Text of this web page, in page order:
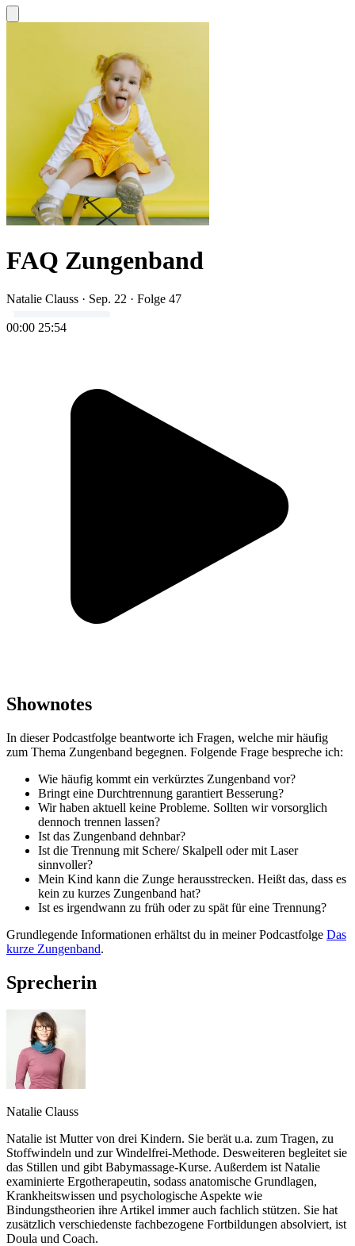
FAQ Zungenband
Natalie Clauss · Sep. 22 · Folge 47
00:00 25:54
Shownotes
In dieser Podcastfolge beantworte ich Fragen, welche mir häufig
zum Thema Zungenband begegnen. Folgende Frage bespreche ich:
Wie häufig kommt ein verkürztes Zungenband vor?
Bringt eine Durchtrennung garantiert Besserung?
Wir haben aktuell keine Probleme. Sollten wir vorsorglich
dennoch trennen lassen?
Ist das Zungenband dehnbar?
Ist die Trennung mit Schere/ Skalpell oder mit Laser
sinnvoller?
Mein Kind kann die Zunge herausstrecken. Heißt das, dass es
kein zu kurzes Zungenband hat?
Ist es irgendwann zu früh oder zu spät für eine Trennung?
Grundlegende Informationen erhältst du in meiner Podcastfolge Das
kurze Zungenband.
Sprecherin
Natalie Clauss
Natalie ist Mutter von drei Kindern. Sie berät u.a. zum Tragen, zu
Stoffwindeln und zur Windelfrei-Methode. Desweiteren begleitet sie
das Stillen und gibt Babymassage-Kurse. Außerdem ist Natalie
examinierte Ergotherapeutin, sodass anatomische Grundlagen,
Krankheitswissen und psychologische Aspekte wie
Bindungstheorien ihre Artikel immer auch fachlich stützen. Sie hat
zusätzlich verschiedenste fachbezogene Fortbildungen absolviert, ist
Doula und Coach.